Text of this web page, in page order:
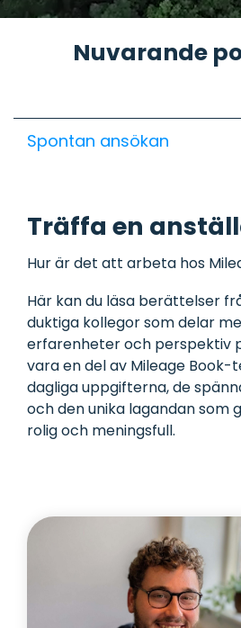
bokningsmodul.
av verktyg,
utrustning
och
Skador
Mobil
skadeanmälan
utnyttjande
av
försäkringar.
Uppgiftsstyrning
Hantera
uppgifter
och koppla
dem till
utrustning
som
anställd.
med
Nuvarande
Spontan ansökan
Träffa en
Hur är det att arbeta hos
Här kan du läsa berättelser
duktiga kollegor som delar
erfarenheter och perspektiv
vara en del av Mileage Book-
dagliga uppgifterna, de
och den unika lagandan som
rolig och meningsfull.